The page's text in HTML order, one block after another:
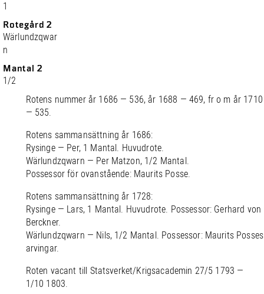
1
Rotegård 2
Wärlundzqwar
n
Mantal 2
1/2
Rotens nummer år 1686 — 536, år 1688 — 469, fr o m år 1710
— 535.
Rotens sammansättning år 1686:
Rysinge — Per, 1 Mantal. Huvudrote.
Wärlundzqwarn — Per Matzon, 1/2 Mantal.
Possessor för ovanstående: Maurits Posse.
Rotens sammansättning år 1728:
Rysinge — Lars, 1 Mantal. Huvudrote. Possessor: Gerhard von
Berckner.
Wärlundzqwarn — Nils, 1/2 Mantal. Possessor: Maurits Posses
arvingar.
Roten vacant till Statsverket/Krigsacademin 27/5 1793 —
1/10 1803.